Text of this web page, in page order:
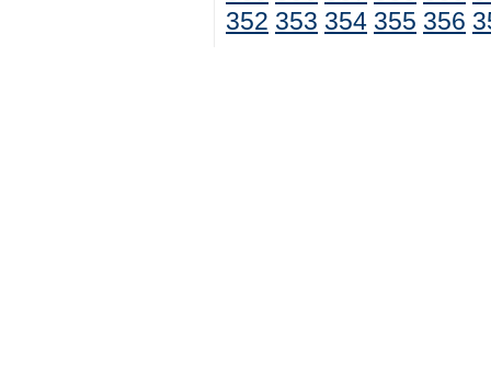
352 353 354 355 356